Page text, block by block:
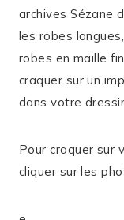
archives Sézane
les robes
robes en maille
craquer sur un
dans votre
Pour craquer sur
cliquer sur les